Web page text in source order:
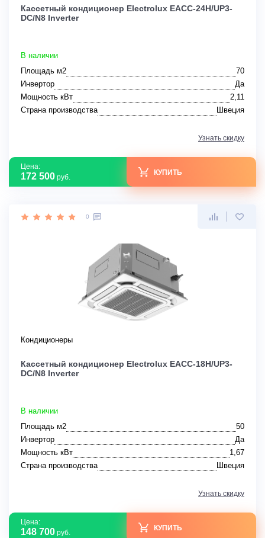
Кассетный кондиционер Electrolux EACC-24H/UP3-
DC/N8 Inverter
В наличии
Площадь м2
70
Инвертор
Да
Мощность кВт
2,11
Страна производства
Швеция
Узнать скидку
Цена:
172 500 руб.
КУПИТЬ
0
Кондиционеры
Кассетный кондиционер Electrolux EACC-18H/UP3-
DC/N8 Inverter
В наличии
Площадь м2
50
Инвертор
Да
Мощность кВт
1,67
Страна производства
Швеция
Узнать скидку
Цена:
148 700 руб.
КУПИТЬ